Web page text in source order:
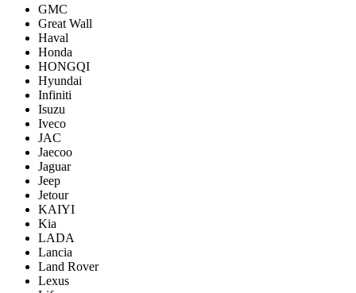
GMC
Great Wall
Haval
Honda
HONGQI
Hyundai
Infiniti
Isuzu
Iveco
JAC
Jaecoo
Jaguar
Jeep
Jetour
KAIYI
Kia
LADA
Lancia
Land Rover
Lexus